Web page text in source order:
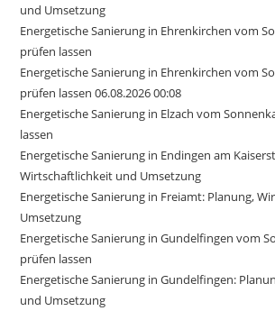
und Umsetzung
Energetische Sanierung in Ehrenkirchen vom
prüfen lassen
Energetische Sanierung in Ehrenkirchen vom
prüfen lassen 06.08.2026 00:08
Energetische Sanierung in Elzach vom
lassen
Energetische Sanierung in Endingen am
Wirtschaftlichkeit und Umsetzung
Energetische Sanierung in Freiamt: Planung,
Umsetzung
Energetische Sanierung in Gundelfingen vom
prüfen lassen
Energetische Sanierung in Gundelfingen:
und Umsetzung